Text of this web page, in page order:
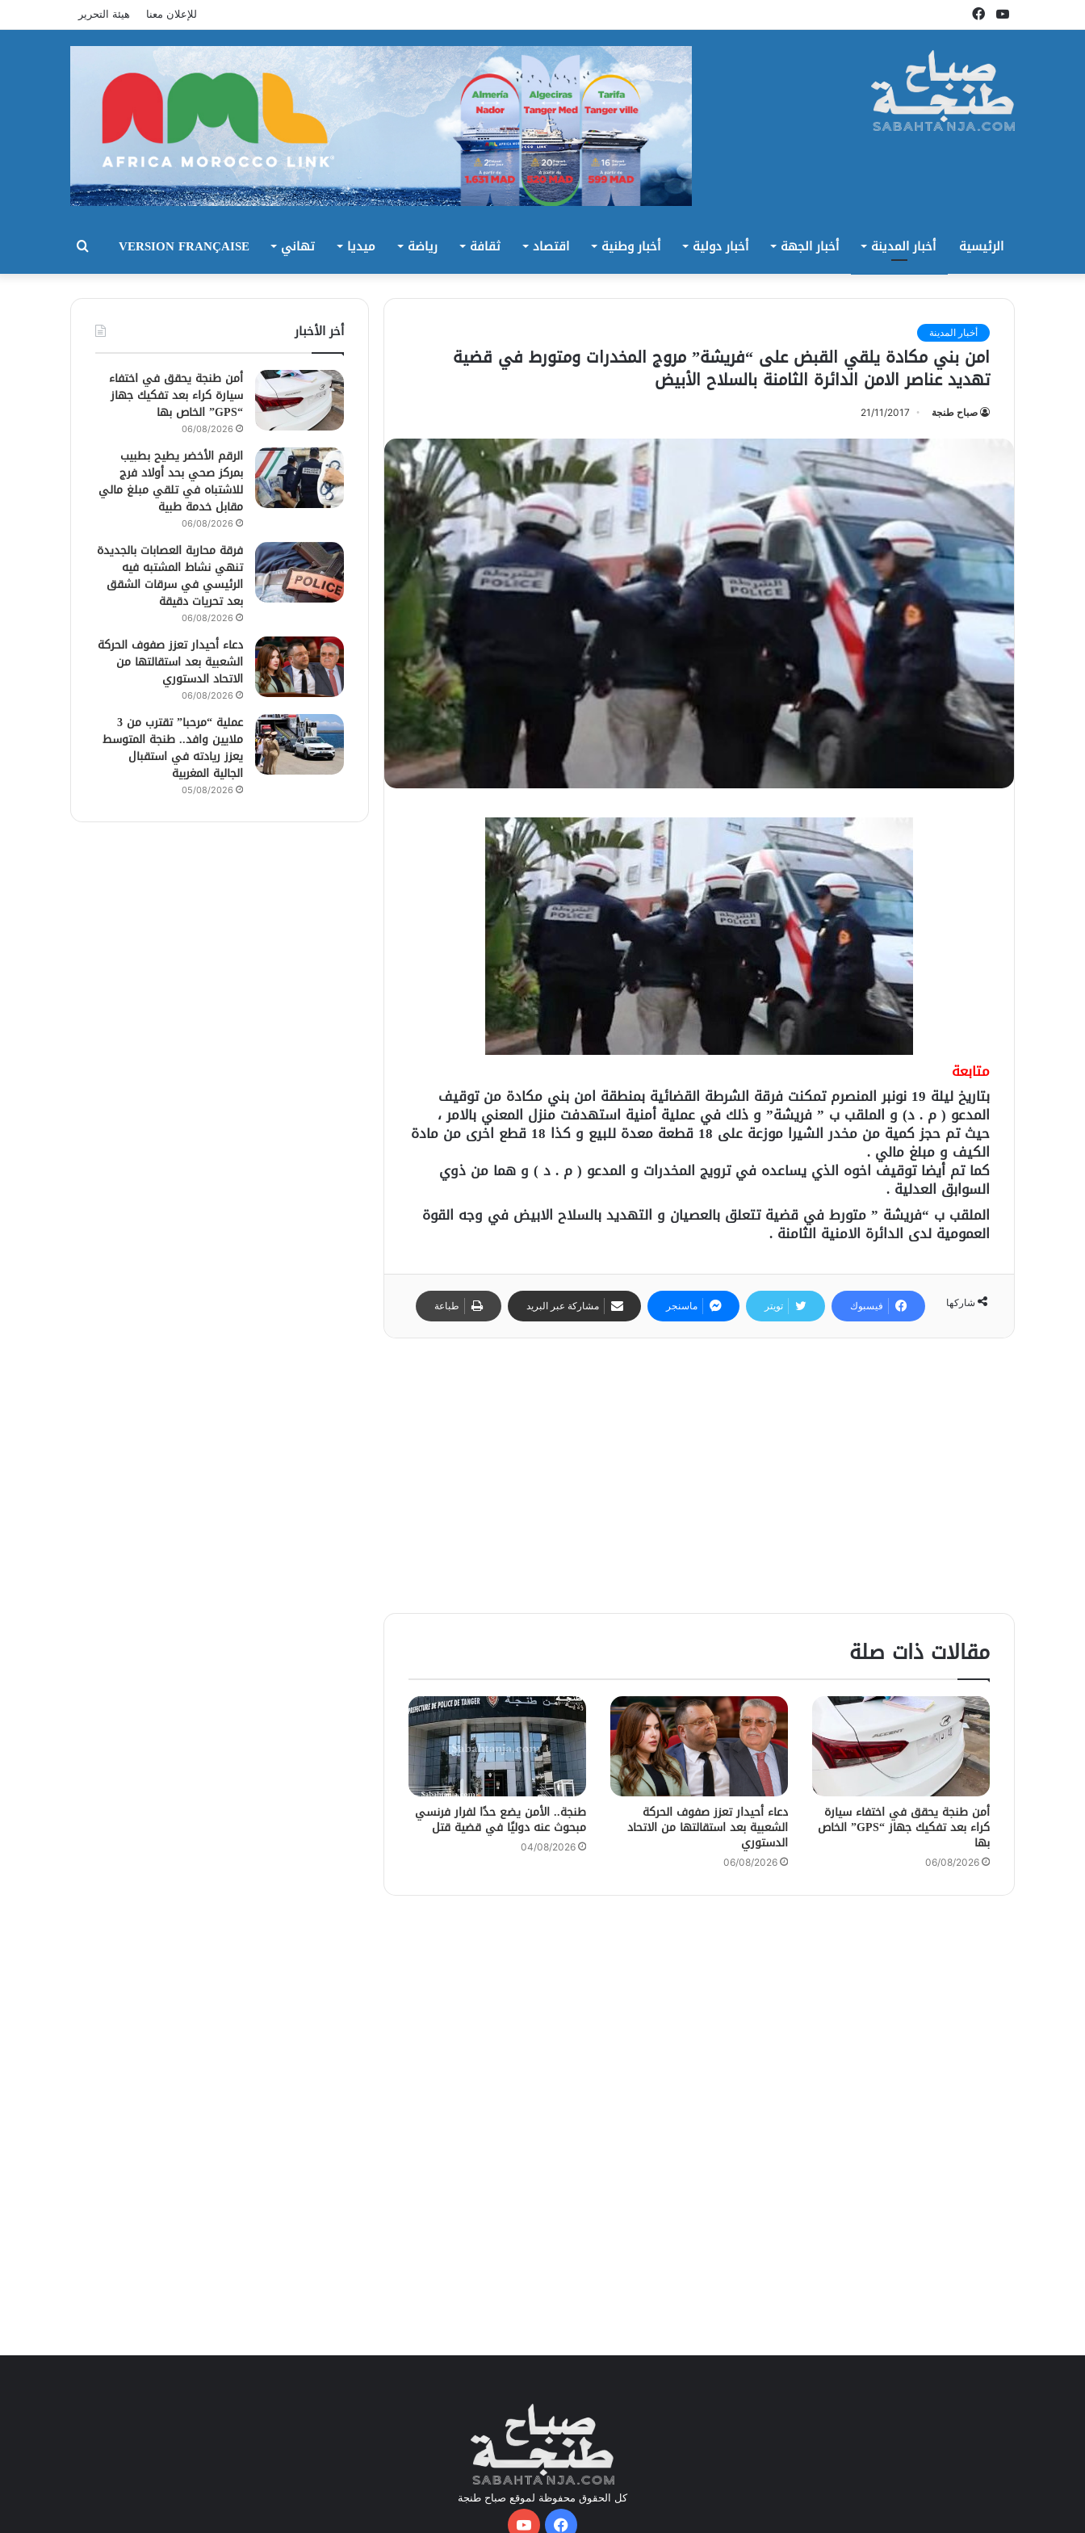
فيسبوكيوتيوب للإعلان معنا هيئة التحرير
الرئيسية أخبار المدينة أخبار الجهة أخبار دولية أخبار وطنية اقتصاد ثقافة رياضة ميديا تهاني VERSION FRANÇAISE بحث
أخبار المدينة
امن بني مكادة يلقي القبض على “فريشة” مروج المخدرات ومتورط في قضية
تهديد عناصر الامن الدائرة الثامنة بالسلاح الأبيض
صباح طنجة 21/11/2017
متابعة
بتاريخ ليلة 19 نونبر المنصرم تمكنت فرقة الشرطة القضائية بمنطقة امن بني مكادة من توقيف
المدعو ( م . د) و الملقب ب ” فريشة” و ذلك في عملية أمنية استهدفت منزل المعني بالامر ،
حيث تم حجز كمية من مخدر الشيرا موزعة على 18 قطعة معدة للبيع و كذا 18 قطع اخرى من مادة
الكيف و مبلغ مالي .
كما تم أيضا توقيف اخوه الذي يساعده في ترويج المخدرات و المدعو ( م . د ) و هما من ذوي
السوابق العدلية .
الملقب ب “فريشة ” متورط في قضية تتعلق بالعصيان و التهديد بالسلاح الابيض في وجه القوة
العمومية لدى الدائرة الامنية الثامنة .
شاركها فيسبوك تويتر ماسنجر مشاركة عبر البريد طباعة
مقالات ذات صلة
أمن طنجة يحقق في اختفاء سيارة
كراء بعد تفكيك جهاز “GPS” الخاص
بها
06/08/2026
دعاء أحيدار تعزز صفوف الحركة
الشعبية بعد استقالتها من الاتحاد
الدستوري
06/08/2026
طنجة.. الأمن يضع حدًا لفرار فرنسي
مبحوث عنه دوليًا في قضية قتل
04/08/2026
أخر الأخبار
أمن طنجة يحقق في اختفاء
سيارة كراء بعد تفكيك جهاز
“GPS” الخاص بها
06/08/2026
الرقم الأخضر يطيح بطبيب
بمركز صحي بحد أولاد فرج
للاشتباه في تلقي مبلغ مالي
مقابل خدمة طبية
06/08/2026
فرقة محاربة العصابات بالجديدة
تنهي نشاط المشتبه فيه
الرئيسي في سرقات الشقق
بعد تحريات دقيقة
06/08/2026
دعاء أحيدار تعزز صفوف الحركة
الشعبية بعد استقالتها من
الاتحاد الدستوري
06/08/2026
عملية “مرحبا” تقترب من 3
ملايين وافد.. طنجة المتوسط
يعزز ريادته في استقبال
الجالية المغربية
05/08/2026
كل الحقوق محفوظة لموقع صباح طنجة
فيسبوكيوتيوب